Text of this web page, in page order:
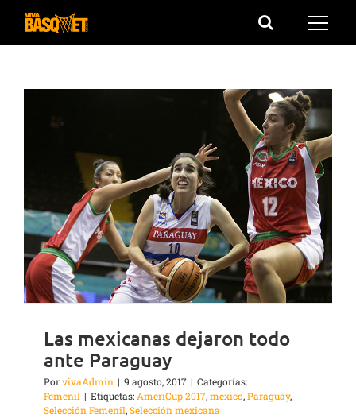
Saltar
Las mexicanas dejaron todo
ante Paraguay
PorvivaAdmin | 9 agosto, 2017 | Categorías:
Femenil | Etiquetas:AmeriCup 2017,mexico,Paraguay,
Selección Femenil,Selección mexicana